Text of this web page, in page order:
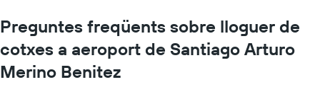
Preguntes freqüents sobre lloguer de
cotxes a aeroport de Santiago Arturo
Merino Benitez